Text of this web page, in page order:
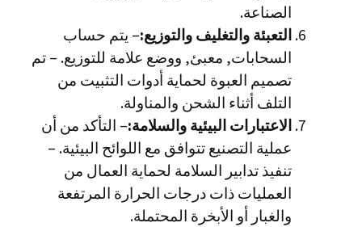
الصناعة.
التعبئة والتغليف والتوزيع:– يتم حساب
السحابات, معبئ, ووضع علامة للتوزيع. – تم
تصميم العبوة لحماية أدوات التثبيت من
التلف أثناء الشحن والمناولة.
الاعتبارات البيئية والسلامة:– التأكد من أن
عملية التصنيع تتوافق مع اللوائح البيئية. –
تنفيذ تدابير السلامة لحماية العمال من
العمليات ذات درجات الحرارة المرتفعة
والغبار أو الأبخرة المحتملة.